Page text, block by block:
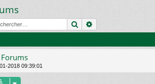
Rechercher
2018 09:39:01